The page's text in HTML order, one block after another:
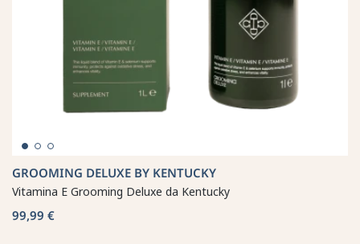
GROOMING DELUXE BY KENTUCKY
Vitamina E Grooming Deluxe da Kentucky
99,99 €